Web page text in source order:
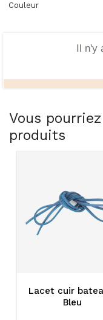
Couleur
Il
Vous
produits
Lacet cuir
Bleu